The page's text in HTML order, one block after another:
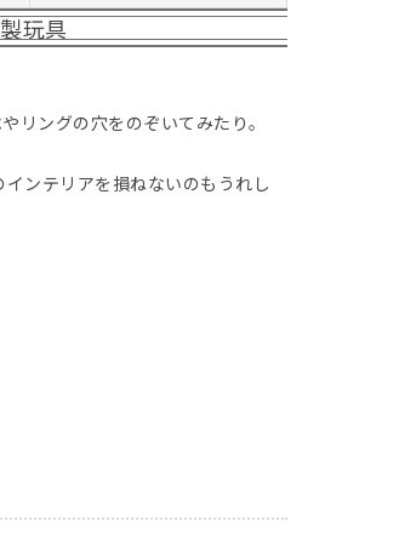
玩具
リングの穴をのぞいてみたり。
ンテリアを損ねないのもうれし